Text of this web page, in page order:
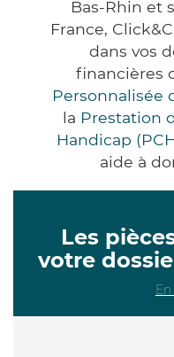
Bas-Rhin et
France,
dans vos
financières
Personnalisée
la Prestation
Handicap
aide à
Les
votre